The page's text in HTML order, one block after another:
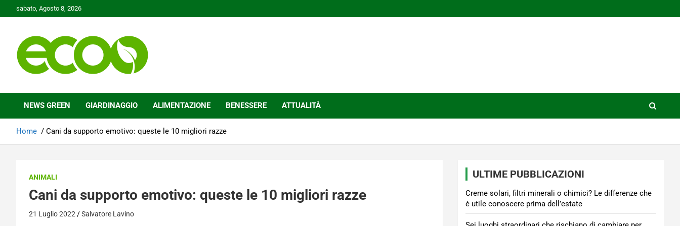
to
sabato, Agosto 8, 2026
Ecoo.it
NEWS GREEN GIARDINAGGIO ALIMENTAZIONE BENESSERE ATTUALITÀ
Home Cani da supporto emotivo: queste le 10 migliori razze
ANIMALI
Cani da supporto emotivo: queste le 10 migliori razze
21 Luglio 2022 Salvatore Lavino
ULTIME PUBBLICAZIONI
Creme solari, filtri minerali o chimici? Le differenze che
è utile conoscere prima dell’estate